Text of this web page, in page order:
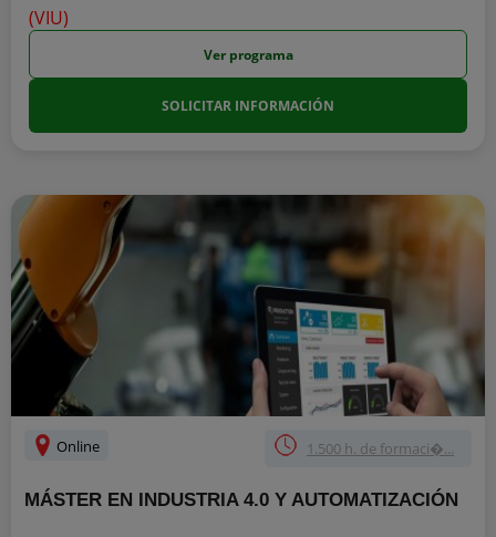
Ver programa
SOLICITAR INFORMACIÓN
Online 1.500 h. de formaci�...
MÁSTER EN INDUSTRIA 4.0 Y AUTOMATIZACIÓN